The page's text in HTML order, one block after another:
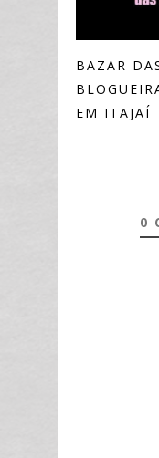
BAZAR
EM ITAJAÍ
0